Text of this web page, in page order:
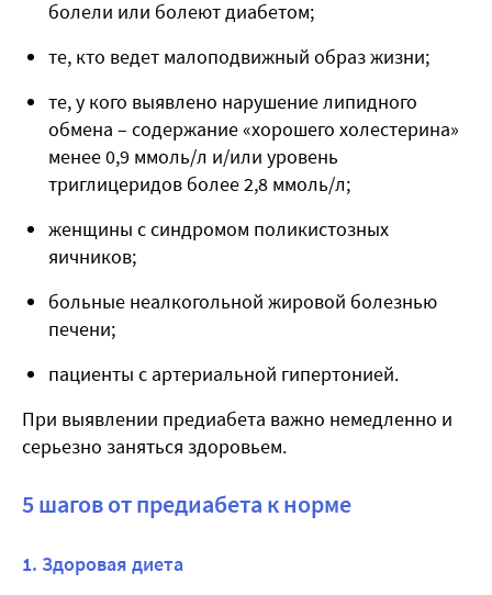
болели или болеют диабетом;
те, кто ведет малоподвижный образ жизни;
те, у кого выявлено нарушение липидного
обмена – содержание «хорошего холестерина»
менее 0,9 ммоль/л и/или уровень
триглицеридов более 2,8 ммоль/л;
женщины с синдромом поликистозных
яичников;
больные неалкогольной жировой болезнью
печени;
пациенты с артериальной гипертонией.
При выявлении предиабета важно немедленно и
серьезно заняться здоровьем.
5 шагов от предиабета к норме
1. Здоровая диета